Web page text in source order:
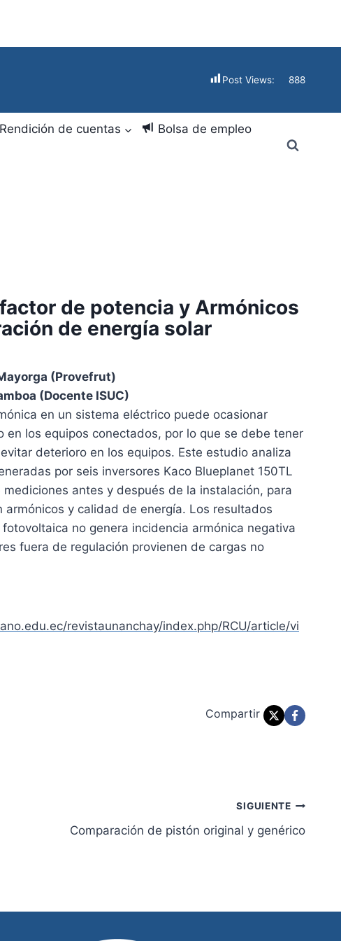
Post Views: 888
Rendición de cuentas Bolsa de empleo
de potencia y Armónicos
de energía solar
(Provefrut)
(Docente ISUC)
en un sistema eléctrico puede ocasionar
en los equipos conectados, por lo que se debe tener
deterioro en los equipos. Este estudio analiza
por seis inversores Kaco Blueplanet 150TL
mediciones antes y después de la instalación, para
armónicos y calidad de energía. Los resultados
no genera incidencia armónica negativa
fuera de regulación provienen de cargas no
revistaunanchay/index.php/RCU/article/vi
Compartir
SIGUIENTE
Comparación de pistón original y genérico